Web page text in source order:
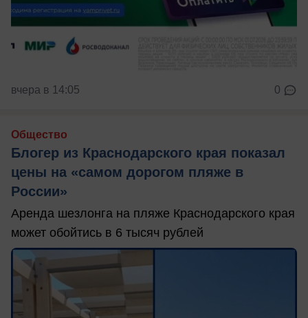
вчера в 14:05 0
Общество
Блогер из Краснодарского края показал
цены на «самом дорогом пляже в
России»
Аренда шезлонга на пляже Краснодарского края
может обойтись в 6 тысяч рублей